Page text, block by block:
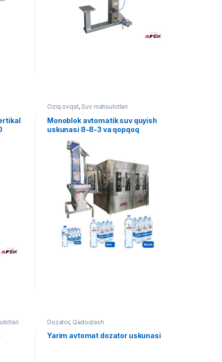
Oziq ovqat, Suv mahsulotlari
Monoblok avtomatik suv quyish
uskunasi 8-8-3 va qopqoq
yuklash tizimi
Dozator, Qadoqlash
Yarim avtomat dozator uskunasi